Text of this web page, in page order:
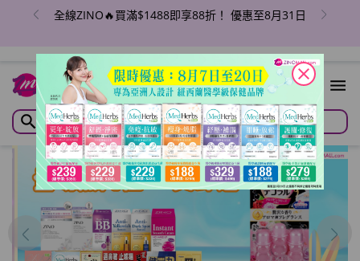
全線ZINO🔥買滿$1488即享88折！ 優惠至8月31日
close